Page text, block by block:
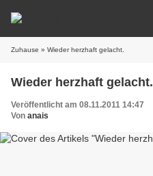
Zuhause » Wieder herzhaft gelacht.
Wieder herzhaft gelacht.
Veröffentlicht am 08.11.2011 14:47
Von anais